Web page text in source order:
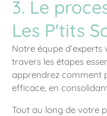
3. Le
Les P'tits
Notre équpe
travers les étapes
apprendrez comment
efficace, en
Tout au long de votre